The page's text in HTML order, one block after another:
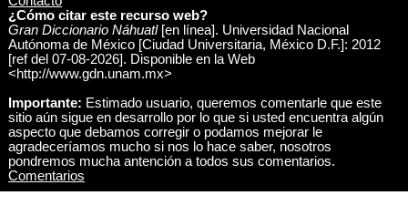
¿Cómo citar este recurso web?
Gran Diccionario Náhuatl[en línea]. Universidad Nacional
Autónoma de México [Ciudad Universitaria, México D.F.]: 2012
[ref del 07-08-2026]. Disponible en la Web
<http://www.gdn.unam.mx>
Importante: Estimado usuario, queremos comentarle que este
sitio aún sigue en desarrollo por lo que si usted encuentra algún
aspecto que debamos corregir o podamos mejorar le
agradeceríamos mucho si nos lo hace saber, nosotros
pondremos mucha antención a todos sus comentarios.
Comentarios